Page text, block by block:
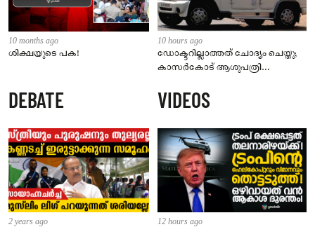
10 months ago
ശിക്ഷയുടെ പക!
10 hours ago
ഡോക്ടറില്ലാത്തത് ചോദ്യം ചെയ്തു;
കാസർകോട് ആശുപത്രി
നാട്ടുകാർക്കെതിരെ കേസ്
DEBATE
2 years ago
VIDEOS
12 hours ago